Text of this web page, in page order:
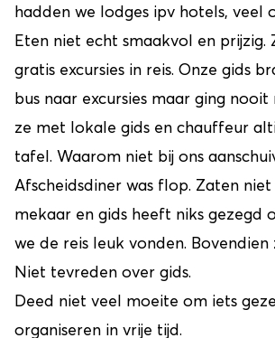
hadden we lodges ipv hotels, veel
Eten niet echt smaakvol en prijzig.
gratis excursies in reis. Onze gids
bus naar excursies maar ging
ze met lokale gids en chauffeur
tafel. Waarom niet bij ons
Afscheidsdiner was flop. Zaten
mekaar en gids heeft niks gezegd
we de reis leuk vonden.
Niet tevreden over gids.
Deed niet veel moeite om iets
organiseren in vrije tijd.